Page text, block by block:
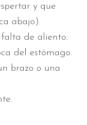
y que
abajo).
de aliento.
del estómago.
brazo o una